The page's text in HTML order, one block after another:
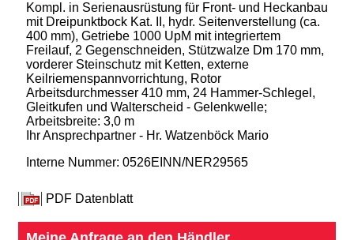
Kompl. in Serienausrüstung für Front- und Heckanbau
mit Dreipunktbock Kat. II, hydr. Seitenverstellung (ca.
400 mm), Getriebe 1000 UpM mit integriertem
Freilauf, 2 Gegenschneiden, Stützwalze Dm 170 mm,
vorderer Steinschutz mit Ketten, externe
Keilriemenspannvorrichtung, Rotor
Arbeitsdurchmesser 410 mm, 24 Hammer-Schlegel,
Gleitkufen und Walterscheid - Gelenkwelle;
Arbeitsbreite: 3,0 m
Ihr Ansprechpartner - Hr. Watzenböck Mario
Interne Nummer: 0526EINN/NER29565
PDF Datenblatt